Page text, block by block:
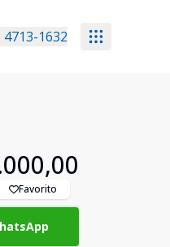
4713-1632
Favorito